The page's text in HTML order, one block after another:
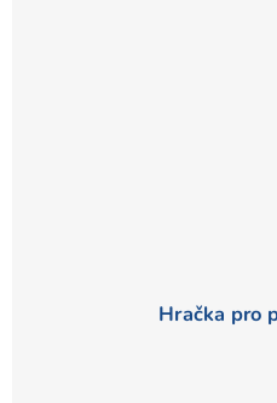
Hračka pro